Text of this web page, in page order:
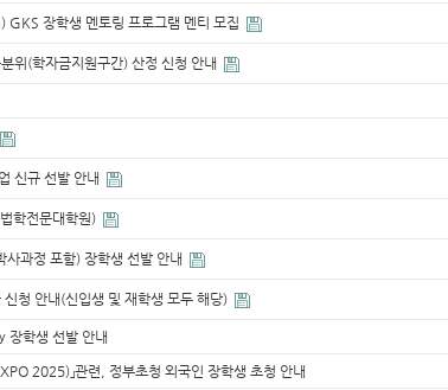
장학생 멘토링 프로그램 멘티 모집
위(학자금지원구간) 산정 신청 안내
신규 선발 안내
학전문대학원)
과정 포함) 장학생 선발 안내
청 안내(신입생 및 재학생 모두 해당)
학생 선발 안내
2025)」관련, 정부초청 외국인 장학생 초청 안내